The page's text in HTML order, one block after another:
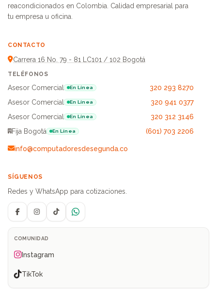
reacondicionados en Colombia. Calidad empresarial para
tu empresa u oficina.
CONTACTO
Carrera 16 No. 79 - 81 LC101 / 102 Bogotá
TELÉFONOS
Asesor Comercial En Línea
320 293 8270
Asesor Comercial
En Línea
320 941 0377
Asesor Comercial
En Línea
320 312 3146
Fija Bogotá
En Línea (601) 703 2206
info@computadoresdesegunda.co
SÍGUENOS
Redes y WhatsApp para cotizaciones.
FacebookInstagramTikTokWhatsApp
COMUNIDAD
Instagram
TikTok